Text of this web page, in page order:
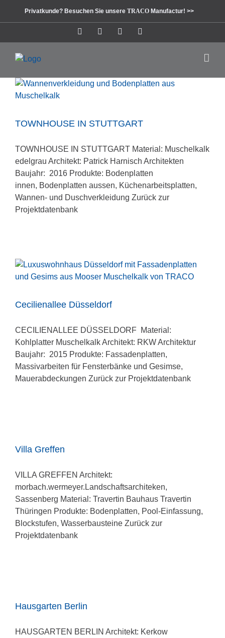
Privatkunde? Besuchen Sie unsere TRACO Manufactur! >>
InstagramFacebookPinterest
TOWNHOUSE IN STUTTGART
TOWNHOUSE IN STUTTGART Material: Muschelkalk
edelgrau Architekt: Patrick Harnisch Architekten
Baujahr: 2016 Produkte: Bodenplatten
innen, Bodenplatten aussen, Küchenarbeitsplatten,
Wannen- und Duschverkleidung Zurück zur
Projektdatenbank
Cecilienallee Düsseldorf
CECILIENALLEE DÜSSELDORF Material:
Kohlplatter Muschelkalk Architekt: RKW Architektur
Baujahr: 2015 Produkte: Fassadenplatten,
Massivarbeiten für Fensterbänke und Gesimse,
Mauerabdeckungen Zurück zur Projektdatenbank
Villa Greffen
VILLA GREFFEN Architekt:
morbach.wermeyer.Landschaftsarchiteken,
Sassenberg Material: Travertin Bauhaus Travertin
Thüringen Produkte: Bodenplatten, Pool-Einfassung,
Blockstufen, Wasserbausteine Zurück zur
Projektdatenbank
Hausgarten Berlin
HAUSGARTEN BERLIN Architekt: Kerkow